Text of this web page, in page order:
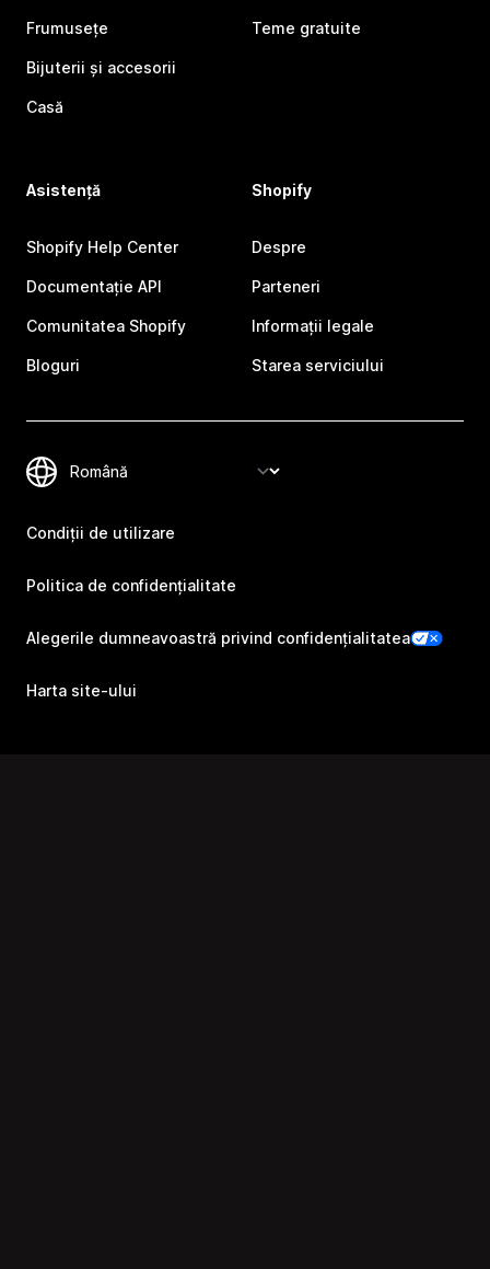
Frumusețe
Bijuterii și accesorii
Casă
Teme gratuite
Asistență
Shopify Help Center
Documentație API
Comunitatea Shopify
Bloguri
Shopify
Despre
Parteneri
Informații legale
Starea serviciului
Condiții de utilizare
Politica de confidențialitate
Alegerile dumneavoastră privind confidențialitatea
Harta site-ului